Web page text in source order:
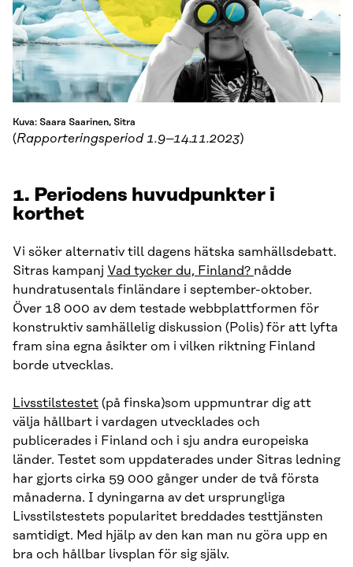
Kuva: Saara Saarinen, Sitra
(Rapporteringsperiod 1.9–14.11.2023)
1. Periodens huvudpunkter i
korthet
Vi söker alternativ till dagens hätska samhällsdebatt.
Sitras kampanj Vad tycker du, Finland? nådde
hundratusentals finländare i september-oktober.
Över 18 000 av dem testade webbplattformen för
konstruktiv samhällelig diskussion (Polis) för att lyfta
fram sina egna åsikter om i vilken riktning Finland
borde utvecklas.
Livsstilstestet (på finska)som uppmuntrar dig att
välja hållbart i vardagen utvecklades och
publicerades i Finland och i sju andra europeiska
länder. Testet som uppdaterades under Sitras ledning
har gjorts cirka 59 000 gånger under de två första
månaderna. I dyningarna av det ursprungliga
Livsstilstestets popularitet breddades testtjänsten
samtidigt. Med hjälp av den kan man nu göra upp en
bra och hållbar livsplan för sig själv.